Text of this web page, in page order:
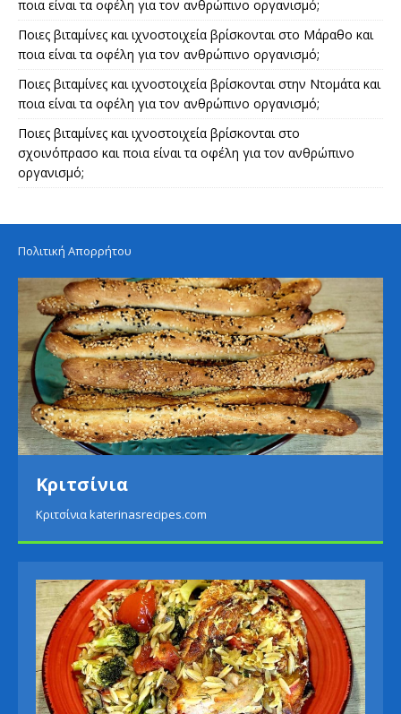
ποια είναι τα οφέλη για τον ανθρώπινο οργανισμό;
Ποιες βιταμίνες και ιχνοστοιχεία βρίσκονται στο Μάραθο και
ποια είναι τα οφέλη για τον ανθρώπινο οργανισμό;
Ποιες βιταμίνες και ιχνοστοιχεία βρίσκονται στην Ντομάτα και
ποια είναι τα οφέλη για τον ανθρώπινο οργανισμό;
Ποιες βιταμίνες και ιχνοστοιχεία βρίσκονται στο
σχοινόπρασο και ποια είναι τα οφέλη για τον ανθρώπινο
οργανισμό;
Πολιτική Απορρήτου
Πατάτες με σαλάτα αβοκάντο
Πατάτες με σαλάτα αβοκάντο katerinasrecipes.com